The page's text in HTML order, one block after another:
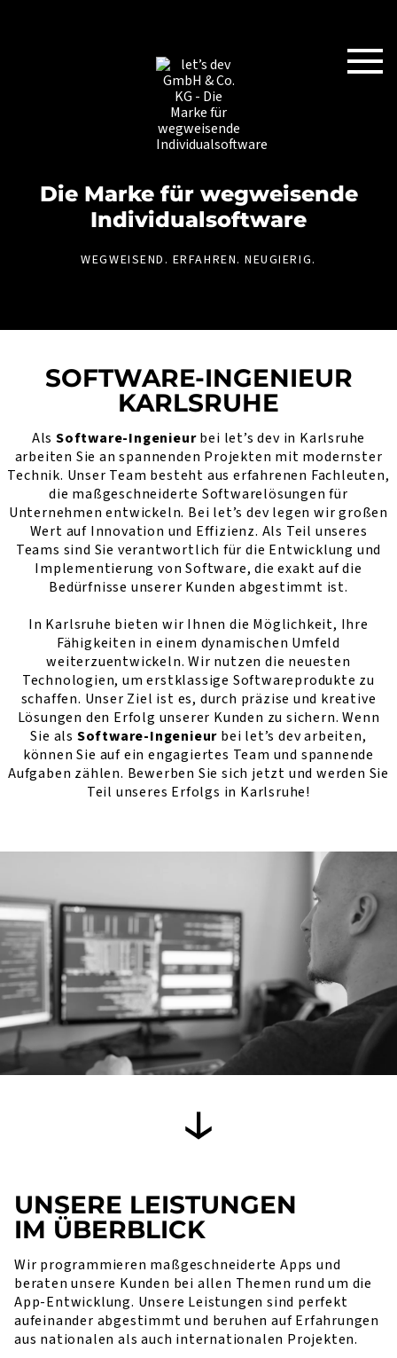
Die Marke für weg­weisende
Individual­software
WEGWEISEND. ERFAHREN. NEUGIERIG.
SOFTWARE-INGENIEUR
KARLSRUHE
AlsSoftware-Ingenieurbei let’s dev in Karlsruhe
arbeiten Sie an spannenden Projekten mit modernster
Technik. Unser Team besteht aus erfahrenen Fachleuten,
die maßgeschneiderte Softwarelösungen für
Unternehmen entwickeln. Bei let’s dev legen wir großen
Wert auf Innovation und Effizienz. Als Teil unseres
Teams sind Sie verantwortlich für die Entwicklung und
Implementierung von Software, die exakt auf die
Bedürfnisse unserer Kunden abgestimmt ist.
In Karlsruhe bieten wir Ihnen die Möglichkeit, Ihre
Fähigkeiten in einem dynamischen Umfeld
weiterzuentwickeln. Wir nutzen die neuesten
Technologien, um erstklassige Softwareprodukte zu
schaffen. Unser Ziel ist es, durch präzise und kreative
Lösungen den Erfolg unserer Kunden zu sichern. Wenn
Sie als Software-Ingenieur bei let’s dev arbeiten,
können Sie auf ein engagiertes Team und spannende
Aufgaben zählen. Bewerben Sie sich jetzt und werden Sie
Teil unseres Erfolgs in Karlsruhe!
UNSERE LEISTUNGEN
IM ÜBERBLICK
Wir programmieren maßgeschneiderte Apps und
beraten unsere Kunden bei allen Themen rund um die
App-Entwicklung. Unsere Leistungen sind perfekt
aufeinander abgestimmt und beruhen auf Erfahrungen
aus nationalen als auch internationalen Projekten.